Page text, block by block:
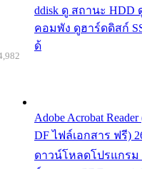
ddisk ดู สถานะ
คอมพัง ดูฮาร์ดดิสก์
ด้
Adobe Acrobat
DF ไฟล์เอกสาร ฟรี)
ดาวน์โหลดโปรแกรม